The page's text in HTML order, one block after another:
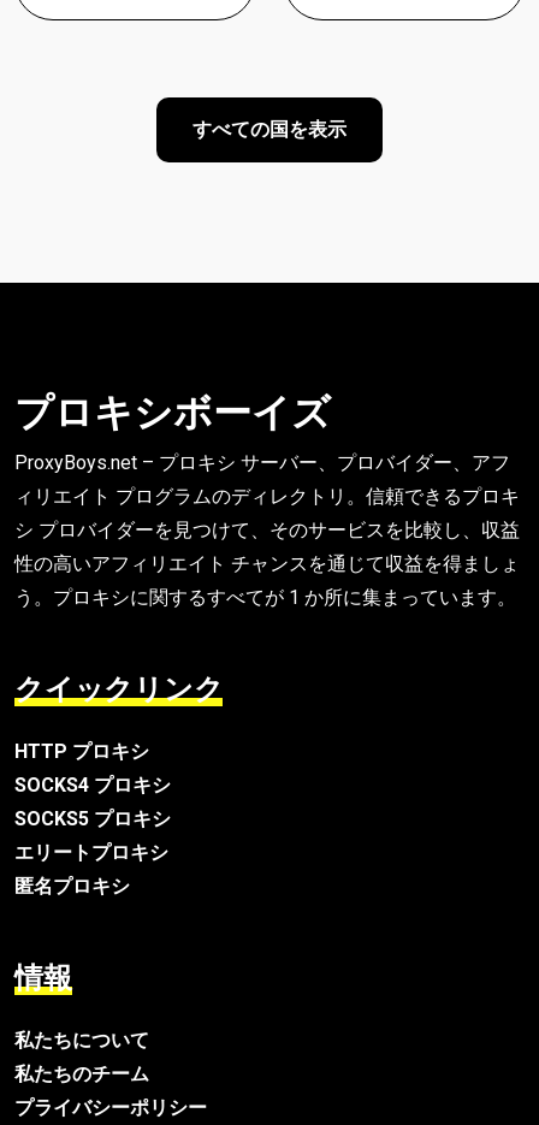
すべての国を表示
プロキシボーイズ
ProxyBoys.net – プロキシ サーバー、プロバイダー、アフ
ィリエイト プログラムのディレクトリ。信頼できるプロキ
シ プロバイダーを見つけて、そのサービスを比較し、収益
性の高いアフィリエイト チャンスを通じて収益を得ましょ
う。プロキシに関するすべてが 1 か所に集まっています。
クイックリンク
HTTP プロキシ
SOCKS4 プロキシ
SOCKS5 プロキシ
エリートプロキシ
匿名プロキシ
情報
私たちについて
私たちのチーム
プライバシーポリシー